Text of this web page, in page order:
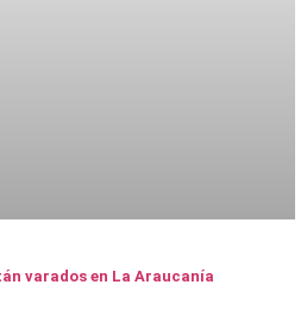
varados en La Araucanía